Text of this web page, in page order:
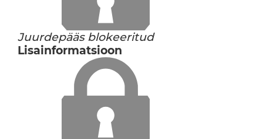
Juurdepääs blokeeritud
Lisainformatsioon